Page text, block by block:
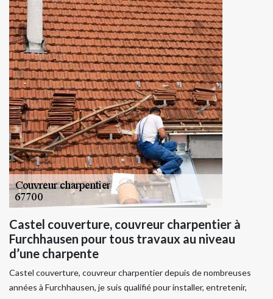
Castel couverture, couvreur charpentier à
Furchhausen pour tous travaux au niveau
d’une charpente
Castel couverture, couvreur charpentier depuis de nombreuses
années à Furchhausen, je suis qualifié pour installer, entretenir,